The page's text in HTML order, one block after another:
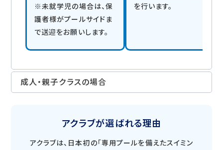
※未就学児の場合は、保
護者様がプールサイドま
で送迎をお願いします。
を行います。
成人・親子クラスの場合
アクラブが選ばれる理由
アクラブは、日本初の「専用プールを備えたスイミン